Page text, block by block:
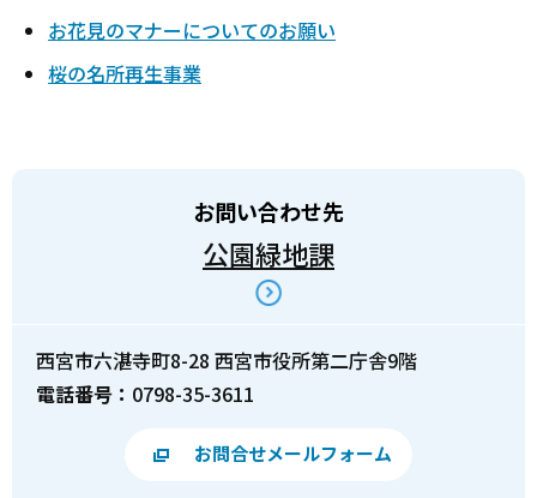
お花見のマナーについてのお願い
桜の名所再生事業
お問い合わせ先
公園緑地課
西宮市六湛寺町8-28 西宮市役所第二庁舎9階
電話番号： 0798-35-3611
お問合せメールフォーム